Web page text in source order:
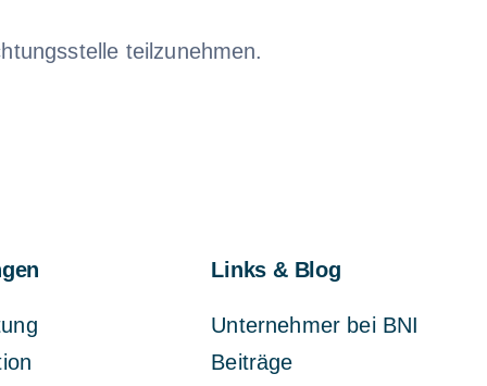
teilzunehmen.
Links & Blog
Unternehmer bei BNI
Beiträge